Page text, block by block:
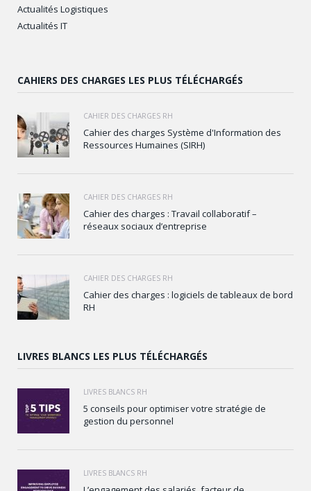
Actualités Logistiques
Actualités IT
CAHIERS DES CHARGES LES PLUS TÉLÉCHARGÉS
CAHIER DES CHARGES RH
Cahier des charges Système d'Information des
Ressources Humaines (SIRH)
CAHIER DES CHARGES RH
Cahier des charges : Travail collaboratif –
réseaux sociaux d’entreprise
CAHIER DES CHARGES RH
Cahier des charges : logiciels de tableaux de bord
RH
LIVRES BLANCS LES PLUS TÉLÉCHARGÉS
LIVRES BLANCS RH
5 conseils pour optimiser votre stratégie de
gestion du personnel
LIVRES BLANCS RH